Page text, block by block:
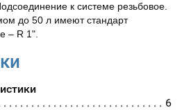
к системе резьбовое.
до 50 л имеют стандарт
– R 1".
6